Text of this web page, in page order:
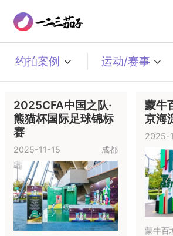
约拍案例 运动/赛事
2025CFA中国之队·
熊猫杯国际足球锦标
赛
2025-11-15 成都
蒙牛
京海
2025-
蒙牛百